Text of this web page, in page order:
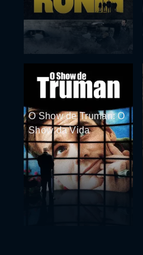
O Show de Truman: O
Show da Vida